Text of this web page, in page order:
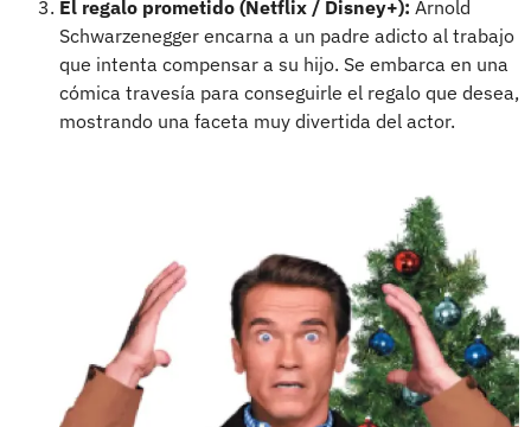
El regalo prometido (Netflix / Disney+): Arnold
Schwarzenegger encarna a un padre adicto al trabajo
que intenta compensar a su hijo. Se embarca en una
cómica travesía para conseguirle el regalo que desea,
mostrando una faceta muy divertida del actor.